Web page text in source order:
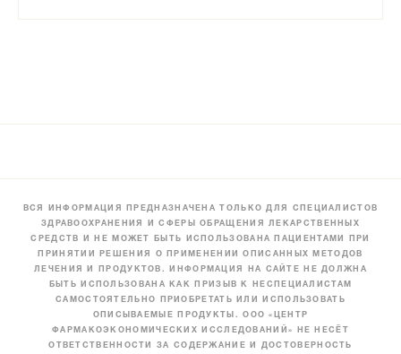
ВСЯ ИНФОРМАЦИЯ ПРЕДНАЗНАЧЕНА ТОЛЬКО ДЛЯ СПЕЦИАЛИСТОВ
ЗДРАВООХРАНЕНИЯ И СФЕРЫ ОБРАЩЕНИЯ ЛЕКАРСТВЕННЫХ
СРЕДСТВ И НЕ МОЖЕТ БЫТЬ ИСПОЛЬЗОВАНА ПАЦИЕНТАМИ ПРИ
ПРИНЯТИИ РЕШЕНИЯ О ПРИМЕНЕНИИ ОПИСАННЫХ МЕТОДОВ
ЛЕЧЕНИЯ И ПРОДУКТОВ. ИНФОРМАЦИЯ НА САЙТЕ НЕ ДОЛЖНА
БЫТЬ ИСПОЛЬЗОВАНА КАК ПРИЗЫВ К НЕСПЕЦИАЛИСТАМ
САМОСТОЯТЕЛЬНО ПРИОБРЕТАТЬ ИЛИ ИСПОЛЬЗОВАТЬ
ОПИСЫВАЕМЫЕ ПРОДУКТЫ. ООО «ЦЕНТР
ФАРМАКОЭКОНОМИЧЕСКИХ ИССЛЕДОВАНИЙ» НЕ НЕСЁТ
ОТВЕТСТВЕННОСТИ ЗА СОДЕРЖАНИЕ И ДОСТОВЕРНОСТЬ